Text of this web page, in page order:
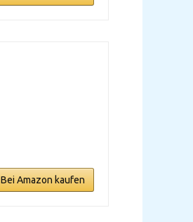
Bei Amazon kaufen